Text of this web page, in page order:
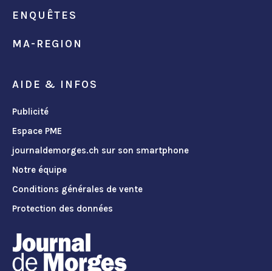
ENQUÊTES
MA-REGION
AIDE & INFOS
Publicité
Espace PME
journaldemorges.ch sur son smartphone
Notre équipe
Conditions générales de vente
Protection des données